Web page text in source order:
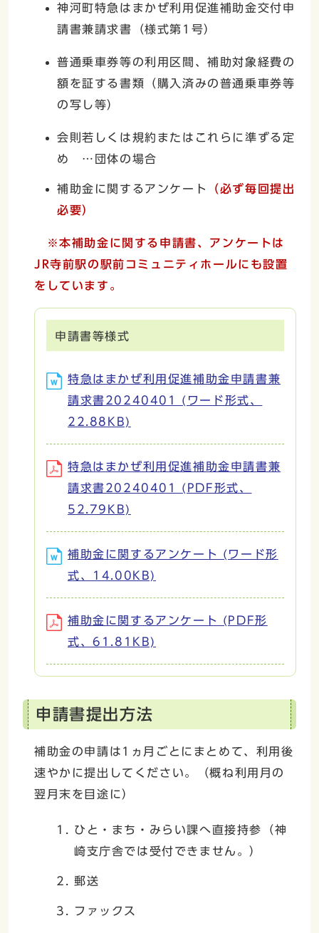
神河町特急はまかぜ利用促進補助金交付申
請書兼請求書（様式第1号）
普通乗車券等の利用区間、補助対象経費の
額を証する書類（購入済みの普通乗車券等
の写し等）
会則若しくは規約またはこれらに準ずる定
め …団体の場合
補助金に関するアンケート
（必ず毎回提出
必要）
※本補助金に関する申請書、アンケートは
JR寺前駅の駅前コミュニティホールにも設置
をしています。
申請書等様式
特急はまかぜ利用促進補助金申請書兼
請求書20240401 (ワード形式、
22.88KB)
特急はまかぜ利用促進補助金申請書兼
請求書20240401 (PDF形式、
52.79KB)
補助金に関するアンケート (ワード形
式、14.00KB)
補助金に関するアンケート (PDF形
式、61.81KB)
申請書提出方法
補助金の申請は1ヵ月ごとにまとめて、利用後
速やかに提出してください。（概ね利用月の
翌月末を目途に）
ひと・まち・みらい課へ直接持参（神
崎支庁舎では受付できません。）
郵送
ファックス